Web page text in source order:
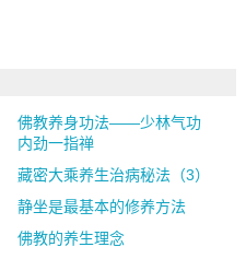
佛教养身功法——少林气功
内劲一指禅
藏密大乘养生治病秘法（3）
静坐是最基本的修养方法
佛教的养生理念